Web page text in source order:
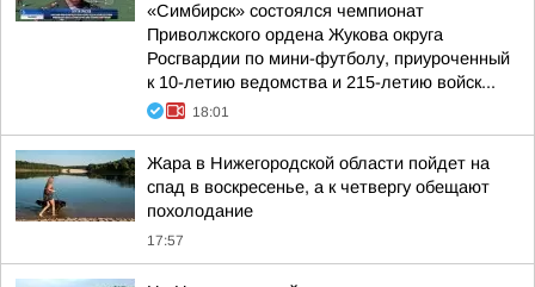
«Симбирск» состоялся чемпионат
Приволжского ордена Жукова округа
Росгвардии по мини-футболу, приуроченный
к 10-летию ведомства и 215-летию войск...
18:01
Жара в Нижегородской области пойдет на
спад в воскресенье, а к четвергу обещают
похолодание
17:57